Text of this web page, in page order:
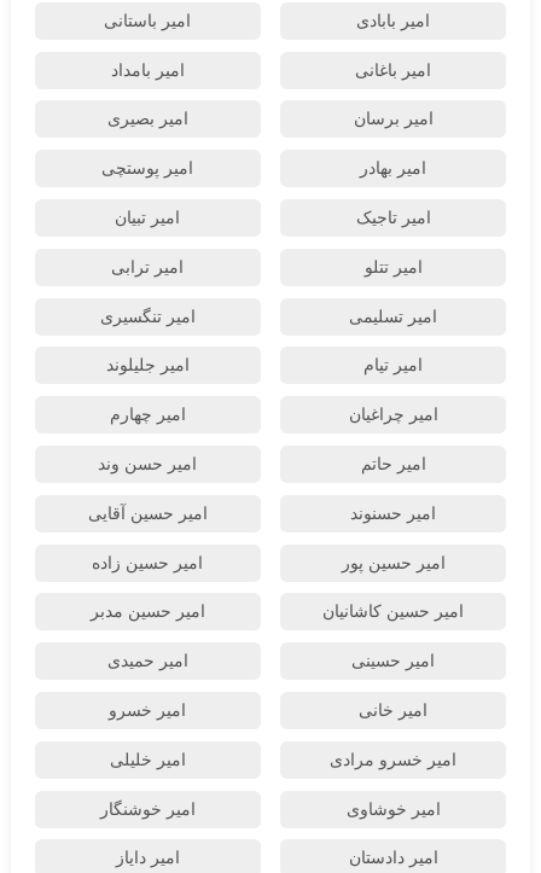
امیر بابادی امیر باستانی
امیر باغانی امیر بامداد
امیر برسان امیر بصیری
امیر بهادر امیر پوستچی
امیر تاجیک امیر تبیان
امیر تتلو امیر ترابی
امیر تسلیمی امیر تنگسیری
امیر تیام امیر جلیلوند
امیر چراغیان امیر چهارم
امیر حاتم امیر حسن وند
امیر حسنوند امیر حسین آقایی
امیر حسین پور امیر حسین زاده
امیر حسین کاشانیان امیر حسین مدبر
امیر حسینی امیر حمیدی
امیر خانی امیر خسرو
امیر خسرو مرادی امیر خلیلی
امیر خوشاوی امیر خوشنگار
امیر دادستان امیر دایاز